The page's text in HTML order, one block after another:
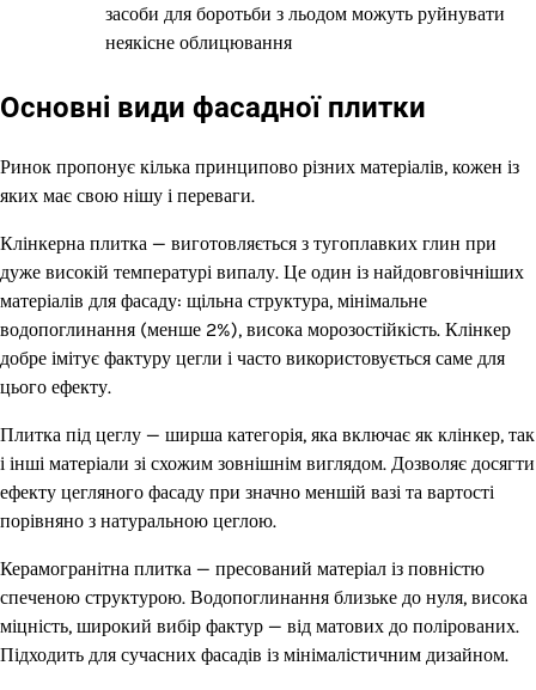
засоби для боротьби з льодом можуть руйнувати
неякісне облицювання
Основні види фасадної плитки
Ринок пропонує кілька принципово різних матеріалів, кожен із
яких має свою нішу і переваги.
Клінкерна плитка — виготовляється з тугоплавких глин при
дуже високій температурі випалу. Це один із найдовговічніших
матеріалів для фасаду: щільна структура, мінімальне
водопоглинання (менше 2%), висока морозостійкість. Клінкер
добре імітує фактуру цегли і часто використовується саме для
цього ефекту.
Плитка під цеглу — ширша категорія, яка включає як клінкер, так
і інші матеріали зі схожим зовнішнім виглядом. Дозволяє досягти
ефекту цегляного фасаду при значно меншій вазі та вартості
порівняно з натуральною цеглою.
Керамогранітна плитка — пресований матеріал із повністю
спеченою структурою. Водопоглинання близьке до нуля, висока
міцність, широкий вибір фактур — від матових до полірованих.
Підходить для сучасних фасадів із мінімалістичним дизайном.